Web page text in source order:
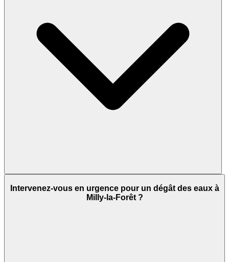
Intervenez-vous en urgence pour un dégât des eaux à
Milly-la-Forêt ?